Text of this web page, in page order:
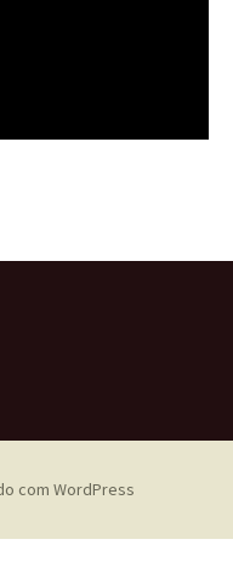
com WordPress